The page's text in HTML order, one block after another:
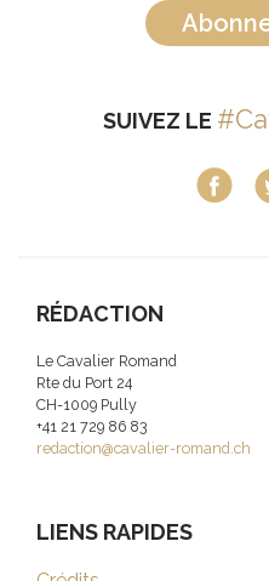
SUIVEZ LE
RÉDACTION
Le Cavalier Romand
Rte du Port 24
CH-1009 Pully
+41 21 729 86 83
redaction@cavalier-romand.ch
LIENS RAPIDES